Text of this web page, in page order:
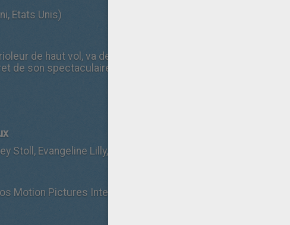
Etats Unis)
de haut vol, va devoir apprendre à se comporter en
de son spectaculaire costume d'Ant-Man, afin d'affronter
Stoll, Evangeline Lilly, Michael Douglas, Paul Rudd
Motion Pictures International France